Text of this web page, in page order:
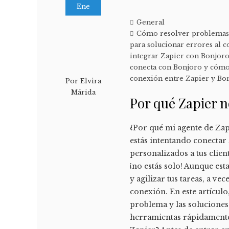
Ene
PorElvira
Márida
General
Cómo resolver
para solucionar errores al
integrar Zapier con Bonjoro
conecta con Bonjoro y
conexión entre Zapier y
Por qué Zapier
¿Por qué mi agente de
estás intentando
personalizados a tus
¡no estás solo! Aunque
y agilizar tus tareas, a
conexión. En este
problema y las
herramientas